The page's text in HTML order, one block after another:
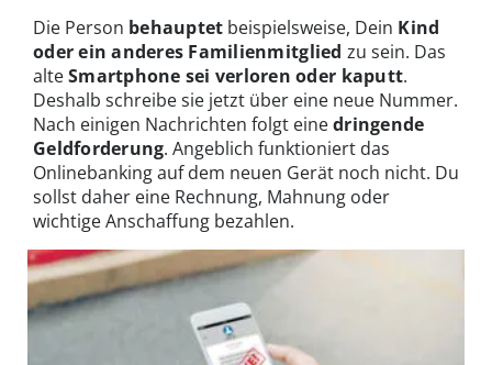
Die Person behauptet beispielsweise, Dein Kind
oder ein anderes Familienmitglied zu sein. Das
alteSmartphone sei verloren oder kaputt.
Deshalb schreibe sie jetzt über eine neue Nummer.
Nach einigen Nachrichten folgt einedringende
Geldforderung. Angeblich funktioniert das
Onlinebanking auf dem neuen Gerät noch nicht. Du
sollst daher eine Rechnung, Mahnung oder
wichtige Anschaffung bezahlen.